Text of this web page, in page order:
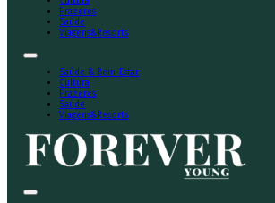
Prazeres
Saúde
Viagens&Resorts
Saúde & Bem-Estar
Cultura
Prazeres
Saúde
Viagens&Resorts